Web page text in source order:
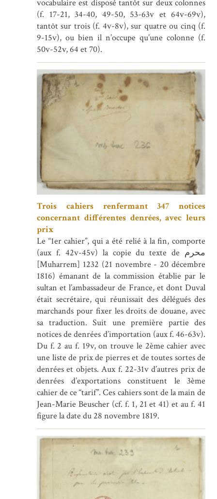
vocabulaire est disposé tantôt sur deux colonnes
(f. 17-21, 34-40, 49-50, 53-63v et 64v-69v),
tantôt sur trois (f. 4v-8v), sur quatre ou cinq (f.
9-15v), ou bien il n’occupe qu’une colonne (f.
50v-52v, 64 et 70).
Trois cahiers renfermant 347 notices
concernant différentes denrées, avec leurs
prix
Le “1er cahier”, qui a été relié à la fin, comporte
(aux f. 42v-45v) la copie du texte de محرم‎
[Muharrem] 1232 (21 novembre - 20 décembre
1816) émanant de la commission établie par le
sultan et l’ambassadeur de France, et dont Duval
était secrétaire, qui réunissait des délégués des
marchands pour fixer les droits de douane, avec
sa traduction. Suit une première partie des
notices de denrées d’importation (aux f. 46-63v).
Du f. 2 au f. 19v, on trouve le 2ème cahier avec
une liste de prix de pierres et de toutes sortes de
denrées et objets. Aux f. 22-31v d’autres prix de
denrées d’exportations constituent le 3ème
cahier de ce “tarif”. Ces cahiers sont de la main de
Jean-Marie Beuscher (cf. f. 1, 21 et 41) et au f. 41
figure la date du 28 novembre 1819.